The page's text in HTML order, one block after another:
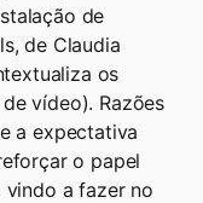
de
de Claudia
os
vídeo). Razões
a expectativa
o papel
a fazer no